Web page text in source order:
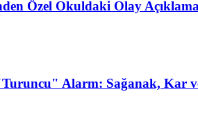
Özel Okuldaki Olay
Alarm: Sağanak, Kar